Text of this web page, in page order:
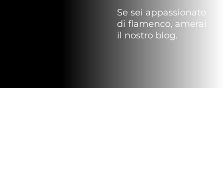
Se sei appassionato
di flamenco, amerai
il nostro blog.